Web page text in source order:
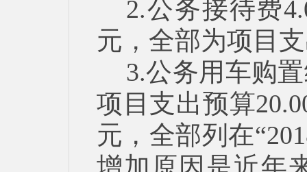
2.公务接待费
元，全部为项目
3.公务用车购
项目支出预算
元，全部列在